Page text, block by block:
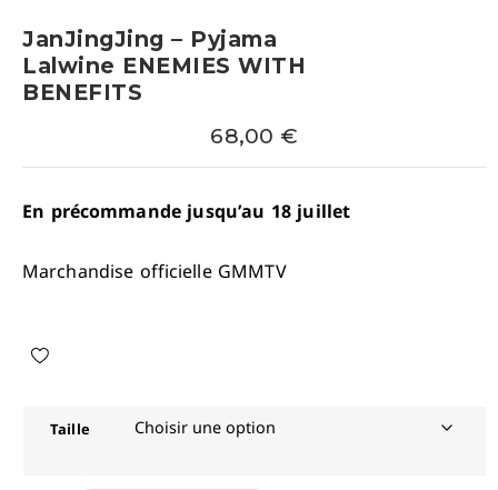
JanJingJing – Pyjama
Lalwine ENEMIES WITH
BENEFITS
68,00 €
En précommande jusqu’au 18 juillet
Marchandise officielle GMMTV
Taille